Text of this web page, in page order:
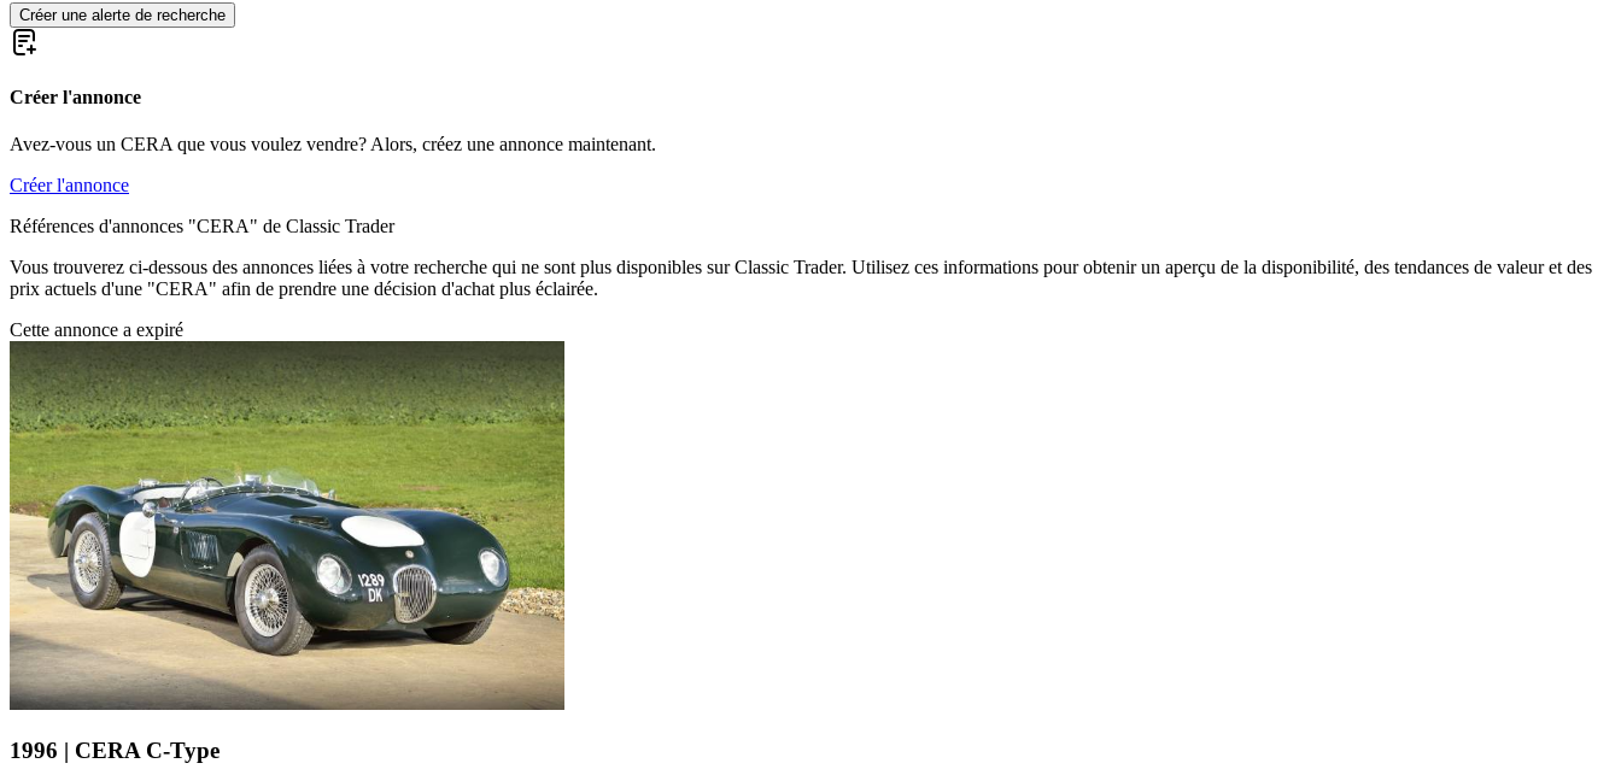
Créer une alerte de recherche
Créer l'annonce
Avez-vous un CERA que vous voulez vendre? Alors, créez une annonce maintenant.
Créer l'annonce
Références d'annonces "CERA" de Classic Trader
Vous trouverez ci-dessous des annonces liées à votre recherche qui ne sont plus disponibles sur Classic Trader. Utilisez ces informations pour obtenir un aperçu de la disponibilité, des tendances de valeur et des
prix actuels d'une "CERA" afin de prendre une décision d'achat plus éclairée.
Cette annonce a expiré
1996 | CERA C-Type